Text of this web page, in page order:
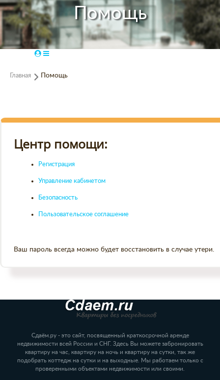
Помощь
Главная Помощь
Центр помощи:
Регистрация
Управление кабинетом
Безопасность
Пользовательское соглашение
Ваш пароль всегда можно будет восстановить в случае утери.
Сдаём.ру - это сайт, посвященный краткосрочной аренде
недвижимости всей России и СНГ. Здесь Вы можете забронировать
квартиру на час, квартиру на ночь и квартиру на сутки, так же
подобрать коттедж на сутки и на выходные. Мы работаем только с
проверенными объектами недвижимости или своими.